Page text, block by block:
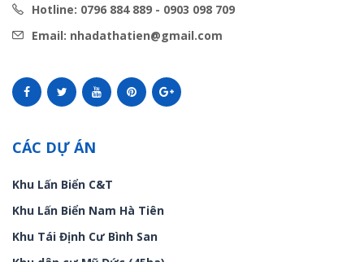
Hotline: 0796 884 889 - 0903 098 709
Email: nhadathatien@gmail.com
CÁC DỰ ÁN
Khu Lấn Biển C&T
Khu Lấn Biển Nam Hà Tiên
Khu Tái Định Cư Bình San